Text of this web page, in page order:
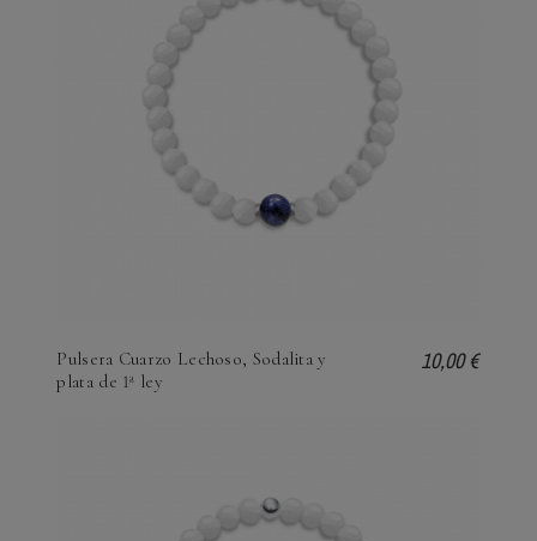
Pulsera Cuarzo Lechoso, Sodalita y
plata de 1ª ley
10,00 €